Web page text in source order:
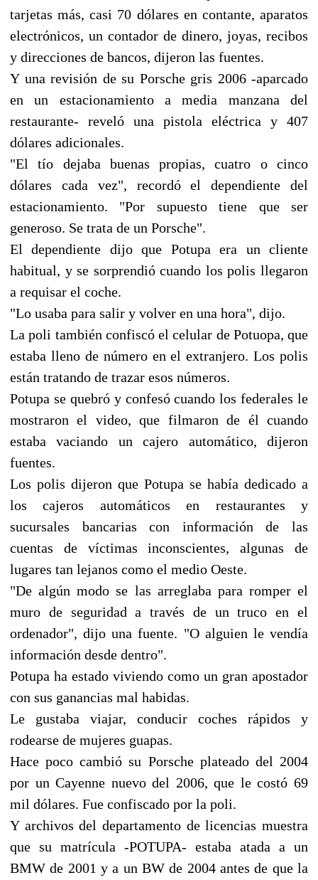
tarjetas más, casi 70 dólares en contante, aparatos
electrónicos, un contador de dinero, joyas, recibos
y direcciones de bancos, dijeron las fuentes.
Y una revisión de su Porsche gris 2006 -aparcado
en un estacionamiento a media manzana del
restaurante- reveló una pistola eléctrica y 407
dólares adicionales.
"El tío dejaba buenas propias, cuatro o cinco
dólares cada vez", recordó el dependiente del
estacionamiento. "Por supuesto tiene que ser
generoso. Se trata de un Porsche".
El dependiente dijo que Potupa era un cliente
habitual, y se sorprendió cuando los polis llegaron
a requisar el coche.
"Lo usaba para salir y volver en una hora", dijo.
La poli también confiscó el celular de Potuopa, que
estaba lleno de número en el extranjero. Los polis
están tratando de trazar esos números.
Potupa se quebró y confesó cuando los federales le
mostraron el video, que filmaron de él cuando
estaba vaciando un cajero automático, dijeron
fuentes.
Los polis dijeron que Potupa se había dedicado a
los cajeros automáticos en restaurantes y
sucursales bancarias con información de las
cuentas de víctimas inconscientes, algunas de
lugares tan lejanos como el medio Oeste.
"De algún modo se las arreglaba para romper el
muro de seguridad a través de un truco en el
ordenador", dijo una fuente. "O alguien le vendía
información desde dentro".
Potupa ha estado viviendo como un gran apostador
con sus ganancias mal habidas.
Le gustaba viajar, conducir coches rápidos y
rodearse de mujeres guapas.
Hace poco cambió su Porsche plateado del 2004
por un Cayenne nuevo del 2006, que le costó 69
mil dólares. Fue confiscado por la poli.
Y archivos del departamento de licencias muestra
que su matrícula -POTUPA- estaba atada a un
BMW de 2001 y a un BW de 2004 antes de que la